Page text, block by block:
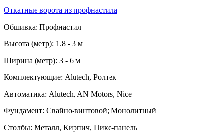
Откатные ворота из профнастила
Обшивка: Профнастил
Высота (метр): 1.8 - 3 м
Ширина (метр): 3 - 6 м
Комплектующие: Alutech, Ролтек
Автоматика: Alutech, AN Motors, Nice
Фундамент: Свайно-винтовой; Монолитный
Столбы: Металл, Кирпич, Пикс-панель